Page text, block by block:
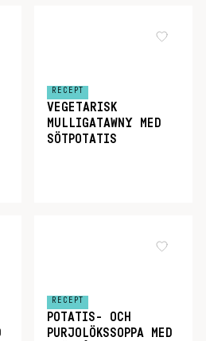
RECEPT
VEGETARISK
MULLIGATAWNY MED
SÖTPOTATIS
RECEPT
POTATIS- OCH
PURJOLÖKSSOPPA MED